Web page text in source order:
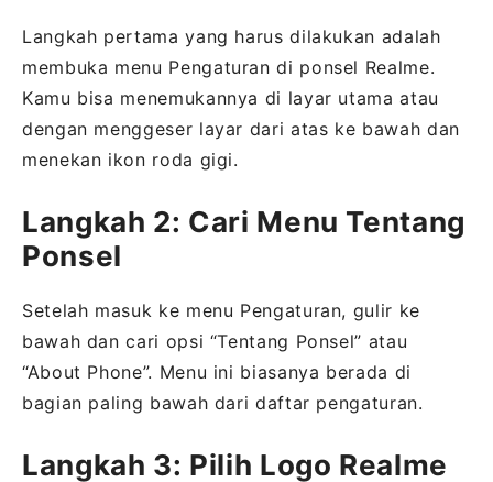
Langkah pertama yang harus dilakukan adalah
membuka menu Pengaturan di ponsel Realme.
Kamu bisa menemukannya di layar utama atau
dengan menggeser layar dari atas ke bawah dan
menekan ikon roda gigi.
Langkah 2: Cari Menu Tentang
Ponsel
Setelah masuk ke menu Pengaturan, gulir ke
bawah dan cari opsi “Tentang Ponsel” atau
“About Phone”. Menu ini biasanya berada di
bagian paling bawah dari daftar pengaturan.
Langkah 3: Pilih Logo Realme